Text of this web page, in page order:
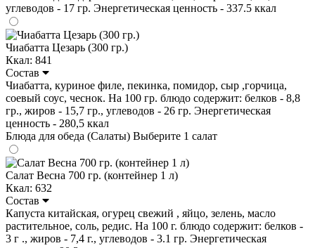
углеводов - 17 гр. Энергетическая ценность - 337.5 ккал
Чиабатта Цезарь (300 гр.)
Ккал: 841
Состав
Чиабатта, куриное филе, пекинка, помидор, сыр ,горчица,
соевый соус, чеснок. На 100 гр. блюдо содержит: белков - 8,8
гр., жиров - 15,7 гр., углеводов - 26 гр. Энергетическая
ценность - 280,5 ккал
Блюда для обеда (Салаты) Выберите 1 салат
Салат Весна 700 гр. (контейнер 1 л)
Ккал: 632
Состав
Капуста китайская, огурец свежий , яйцо, зелень, масло
растительное, соль, редис. На 100 г. блюдо содержит: белков -
3 г ., жиров - 7,4 г., углеводов - 3.1 гр. Энергетическая